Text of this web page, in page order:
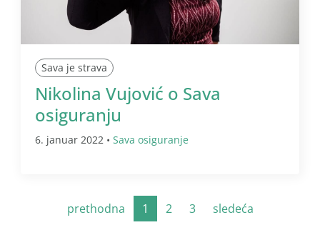
Sava je strava
Nikolina Vujović o Sava
osiguranju
6. januar 2022 • Sava osiguranje
prethodna 1 2 3 sledeća